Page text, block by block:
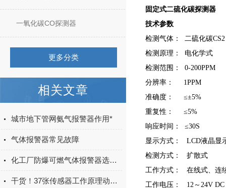
一氧化碳CO探测器
更多分类
相关文章
城市地下管网氨气报警器作用*
气体报警器常见故障
化工厂防爆可燃气体报警器选择之前记得先看这里
干货！37张传感器工作原理动图，张张经典！
固定式二硫化碳探测器
技术参数
检测气体： 二硫化碳CS2
检测原理： 电化学式
检测范围： 0-200PPM
分辨率： 1PPM
准确度： ≤±5%
重复性：
≤5%
响应时间： ≤30S
显示方式： LCD液晶显
检测方式： 扩散式
工作方式： 在线式、连
工作电压： 12～24V